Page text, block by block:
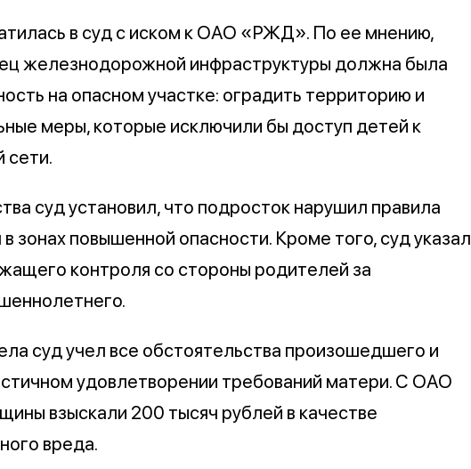
в суд с иском к ОАО «РЖД». По ее мнению,
железнодорожной инфраструктуры должна была
на опасном участке: оградить территорию и
меры, которые исключили бы доступ детей к
сети.
суд установил, что подросток нарушил правила
зонах повышенной опасности. Кроме того, суд указал
контроля со стороны родителей за
суд учел все обстоятельства произошедшего и
удовлетворении требований матери. С ОАО
взыскали 200 тысяч рублей в качестве
вреда.